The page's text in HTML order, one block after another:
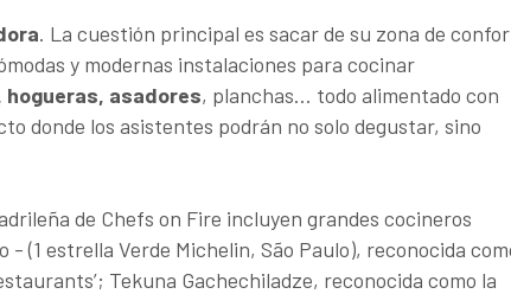
. La cuestión principal es sacar de su zona de
y modernas instalaciones para cocinar
asadores, planchas… todo alimentado con
donde los asistentes podrán no solo degustar, sino
de Chefs on Fire incluyen grandes cocineros
(1 estrella Verde Michelin, São Paulo), reconocida
Tekuna Gachechiladze, reconocida como la